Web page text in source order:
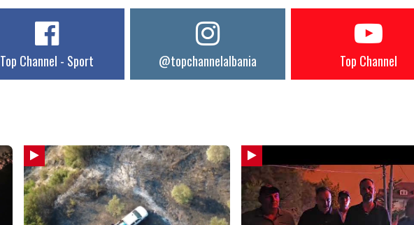
Top Channel - Sport @topchannelalbania Top Channel